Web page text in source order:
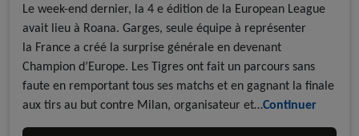
Le week-end dernier, la 4 e édition de la European League
avait lieu à Roana. Garges, seule équipe à représenter
la France a créé la surprise générale en devenant
Champion d’Europe. Les Tigres ont fait un parcours sans
faute en remportant tous ses matchs et en gagnant la finale
aux tirs au but contre Milan, organisateur et…Continuer